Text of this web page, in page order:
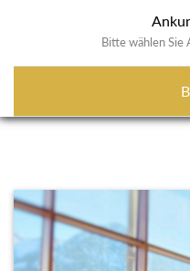
Bitte wählen Sie